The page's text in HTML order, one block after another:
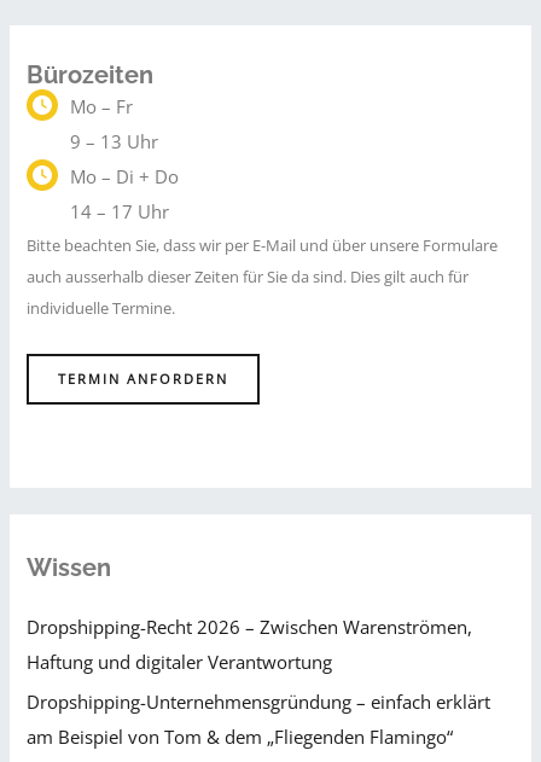
Bürozeiten
Mo – Fr
9 – 13 Uhr
Mo – Di + Do
14 – 17 Uhr
Bitte beachten Sie, dass wir per E-Mail und über unsere Formulare
auch ausserhalb dieser Zeiten für Sie da sind. Dies gilt auch für
individuelle Termine.
TERMIN ANFORDERN
Wissen
Dropshipping-Recht 2026 – Zwischen Warenströmen,
Haftung und digitaler Verantwortung
Dropshipping-Unternehmensgründung – einfach erklärt
am Beispiel von Tom & dem „Fliegenden Flamingo“